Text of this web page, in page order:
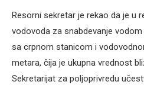
Resorni sekretar je rekao da je u
vodovoda za snabdevanje
sa crpnom stanicom i
metara, čija je ukupna vrednost
Sekretarijat za poljoprivredu